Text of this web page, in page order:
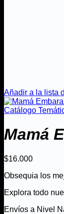
Añadir a la lista
Catálogo
Mamá
$16.000
Obsequia los
Explora todo
Envíos a Nivel